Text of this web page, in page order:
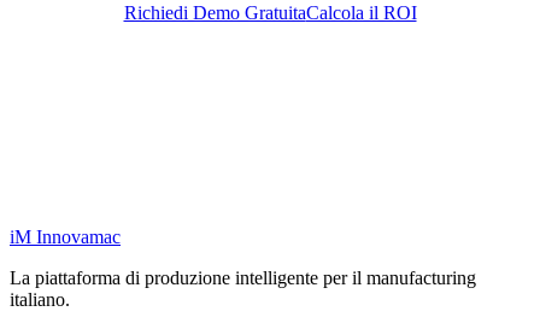
Richiedi Demo GratuitaCalcola il ROI
iM Innovamac
La piattaforma di produzione intelligente per il manufacturing
italiano.